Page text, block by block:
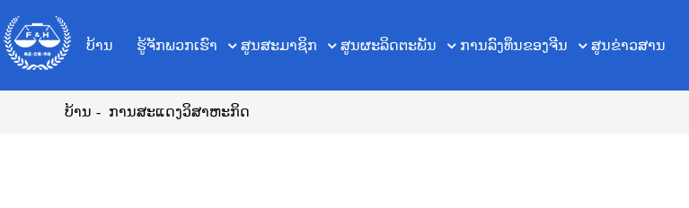
ບ້ານ ຮູ້ຈັກພວກເຮົາ ສູນສະມາຊິກ ສູນຜະລິດຕະພັນ ການ​ລົງ​ທຶນ​ຂອງ​ຈີນ​ ສູນຂ່າວສານ
ບ້ານ ການສະແດງວິສາຫະກິດ